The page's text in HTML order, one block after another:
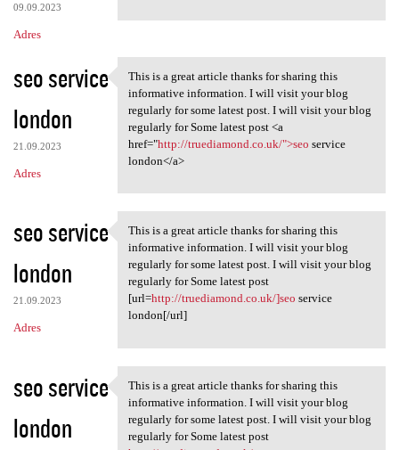
09.09.2023
Adres
seo service
london
21.09.2023
Adres
This is a great article
This is a great article thanks for sharing this
informative information. I will visit your blog
regularly for some latest post. I will visit your blog
regularly for Some latest post <a
href="http://truediamond.co.uk/">seo service
london</a>
seo service
london
21.09.2023
Adres
This is a great article
This is a great article thanks for sharing this
informative information. I will visit your blog
regularly for some latest post. I will visit your blog
regularly for Some latest post
[url=http://truediamond.co.uk/]seo service
london[/url]
seo service
london
This is a great article
This is a great article thanks for sharing this
informative information. I will visit your blog
regularly for some latest post. I will visit your blog
regularly for Some latest post